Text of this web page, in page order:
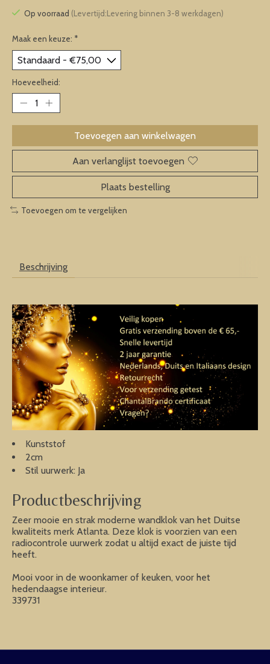
Op voorraad (Levertijd:Levering binnen 3-8 werkdagen)
Maak een keuze: *
Hoeveelheid:
Toevoegen aan winkelwagen
Aan verlanglijst toevoegen
Plaats bestelling
Toevoegen om te vergelijken
Beschrijving
Kunststof
2cm
Stil uurwerk: Ja
Productbeschrijving
Zeer mooie en strak moderne wandklok van het Duitse
kwaliteits merk Atlanta. Deze klok is voorzien van een
radiocontrole uurwerk zodat u altijd exact de juiste tijd
heeft.
Mooi voor in de woonkamer of keuken, voor het
hedendaagse interieur.
339731